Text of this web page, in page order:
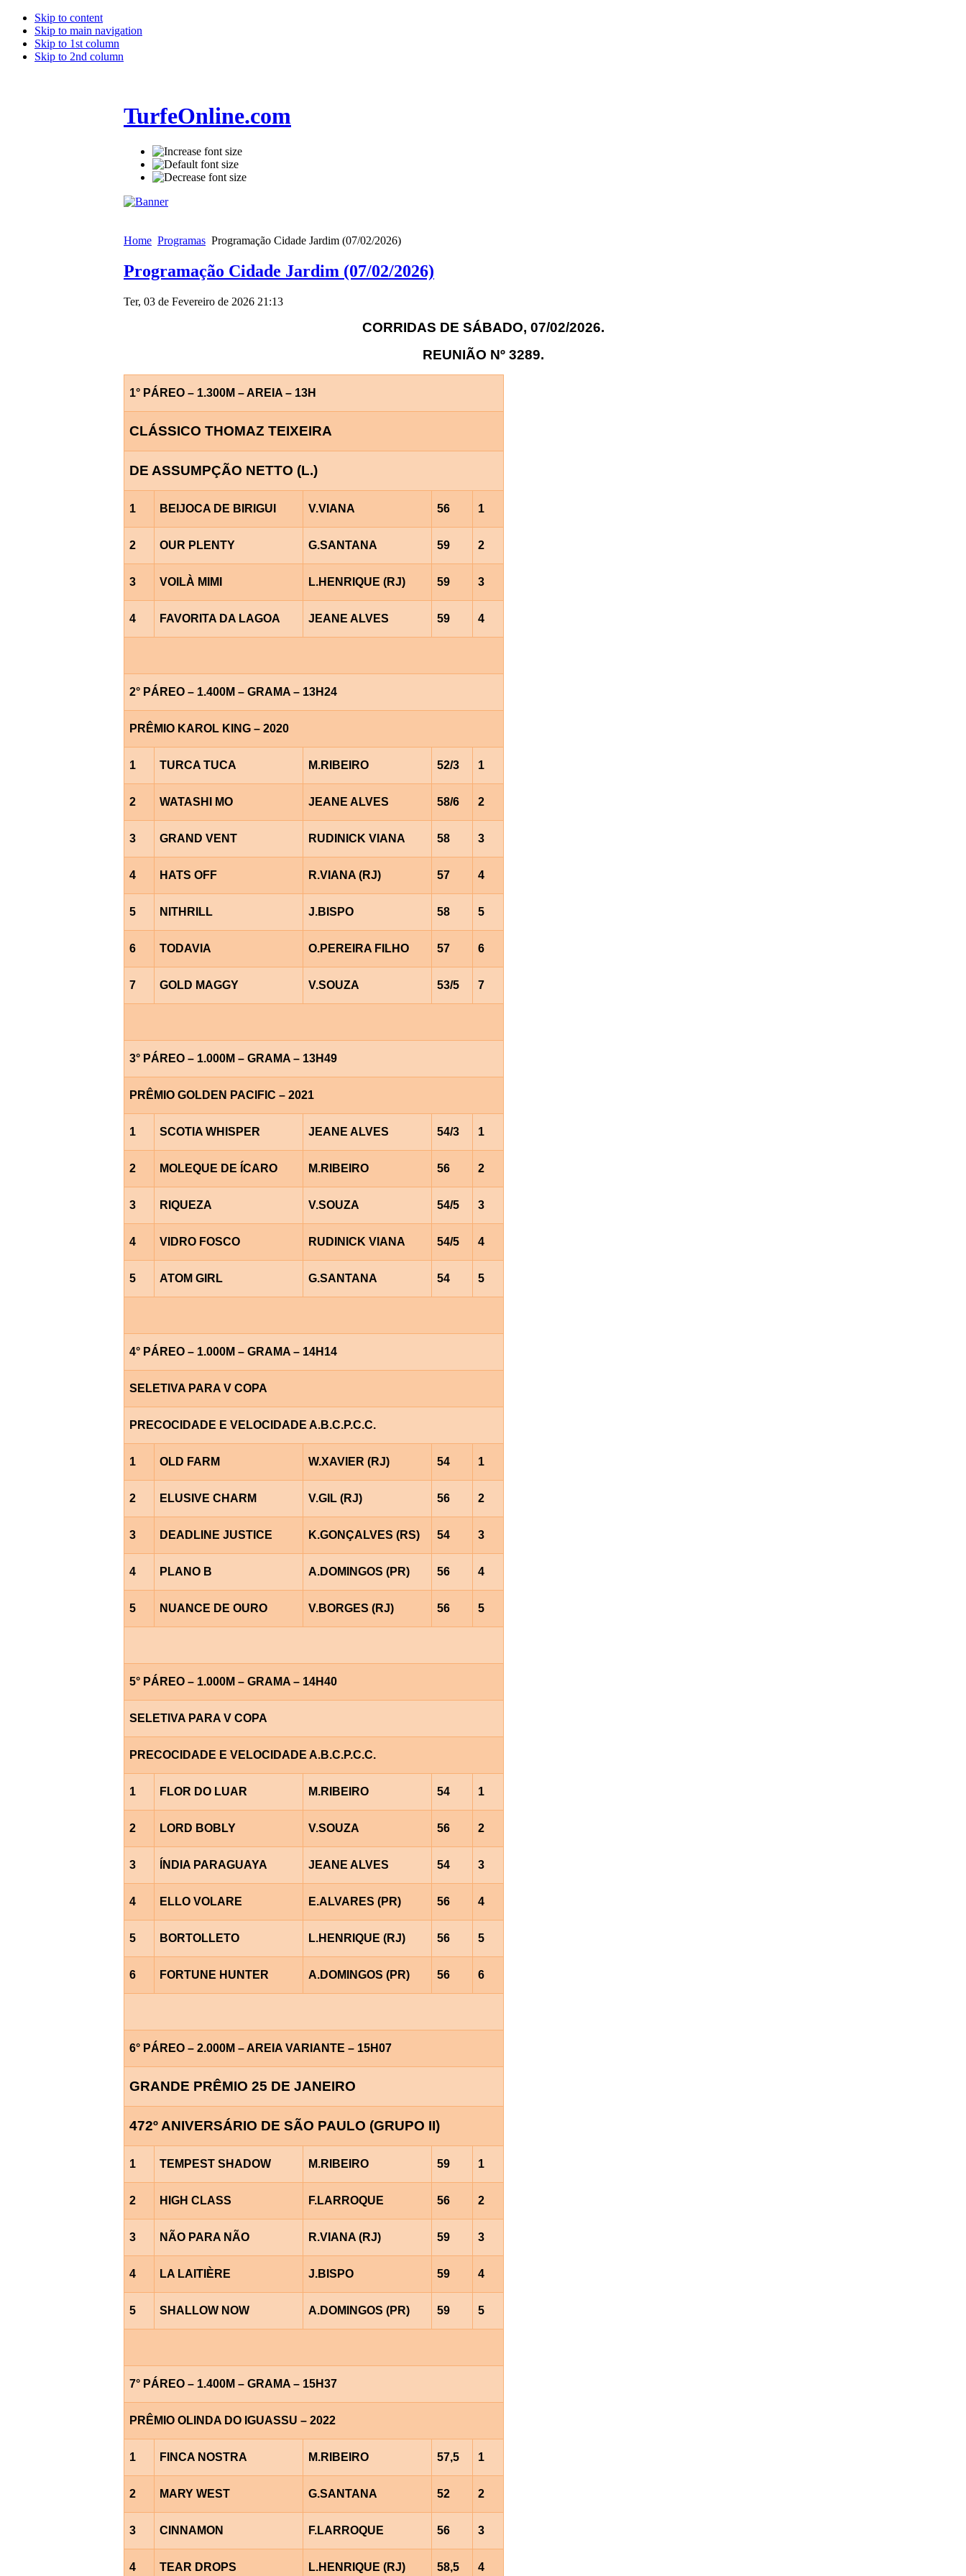
Skip to content
Skip to main navigation
Skip to 1st column
Skip to 2nd column
TurfeOnline.com
Home Programas Programação Cidade Jardim (07/02/2026)
Programação Cidade Jardim (07/02/2026)
Ter, 03 de Fevereiro de 2026 21:13
CORRIDAS DE SÁBADO, 07/02/2026.
REUNIÃO Nº 3289.
1° PÁREO – 1.300M – AREIA – 13H
CLÁSSICO THOMAZ TEIXEIRA
DE ASSUMPÇÃO NETTO (L.)
1 BEIJOCA DE BIRIGUI V.VIANA 56 1
2 OUR PLENTY G.SANTANA 59 2
3 VOILÀ MIMI L.HENRIQUE (RJ) 59 3
4 FAVORITA DA LAGOA JEANE ALVES 59 4
2° PÁREO – 1.400M – GRAMA – 13H24
PRÊMIO KAROL KING – 2020
1 TURCA TUCA M.RIBEIRO 52/3 1
2 WATASHI MO JEANE ALVES 58/6 2
3 GRAND VENT RUDINICK VIANA 58 3
4 HATS OFF R.VIANA (RJ) 57 4
5 NITHRILL J.BISPO 58 5
6 TODAVIA O.PEREIRA FILHO 57 6
7 GOLD MAGGY V.SOUZA 53/5 7
3° PÁREO – 1.000M – GRAMA – 13H49
PRÊMIO GOLDEN PACIFIC – 2021
1 SCOTIA WHISPER JEANE ALVES 54/3 1
2 MOLEQUE DE ÍCARO M.RIBEIRO 56 2
3 RIQUEZA V.SOUZA 54/5 3
4 VIDRO FOSCO RUDINICK VIANA 54/5 4
5 ATOM GIRL G.SANTANA 54 5
4° PÁREO – 1.000M – GRAMA – 14H14
SELETIVA PARA V COPA
PRECOCIDADE E VELOCIDADE A.B.C.P.C.C.
1 OLD FARM W.XAVIER (RJ) 54 1
2 ELUSIVE CHARM V.GIL (RJ) 56 2
3 DEADLINE JUSTICE K.GONÇALVES (RS) 54 3
4 PLANO B A.DOMINGOS (PR) 56 4
5 NUANCE DE OURO V.BORGES (RJ) 56 5
5° PÁREO – 1.000M – GRAMA – 14H40
SELETIVA PARA V COPA
PRECOCIDADE E VELOCIDADE A.B.C.P.C.C.
1 FLOR DO LUAR M.RIBEIRO 54 1
2 LORD BOBLY V.SOUZA 56 2
3 ÍNDIA PARAGUAYA JEANE ALVES 54 3
4 ELLO VOLARE E.ALVARES (PR) 56 4
5 BORTOLLETO L.HENRIQUE (RJ) 56 5
6 FORTUNE HUNTER A.DOMINGOS (PR) 56 6
6° PÁREO – 2.000M – AREIA VARIANTE – 15H07
GRANDE PRÊMIO 25 DE JANEIRO
472º ANIVERSÁRIO DE SÃO PAULO (GRUPO II)
1 TEMPEST SHADOW M.RIBEIRO 59 1
2 HIGH CLASS F.LARROQUE 56 2
3 NÃO PARA NÃO R.VIANA (RJ) 59 3
4 LA LAITIÈRE J.BISPO 59 4
5 SHALLOW NOW A.DOMINGOS (PR) 59 5
7° PÁREO – 1.400M – GRAMA – 15H37
PRÊMIO OLINDA DO IGUASSU – 2022
1 FINCA NOSTRA M.RIBEIRO 57,5 1
2 MARY WEST G.SANTANA 52 2
3 CINNAMON F.LARROQUE 56 3
4 TEAR DROPS L.HENRIQUE (RJ) 58,5 4